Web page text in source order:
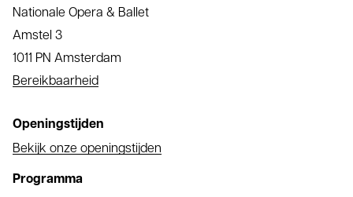
Nationale Opera & Ballet
Amstel 3
1011 PN Amsterdam
Bereikbaarheid
Openingstijden
Bekijk onze openingstijden
Programma